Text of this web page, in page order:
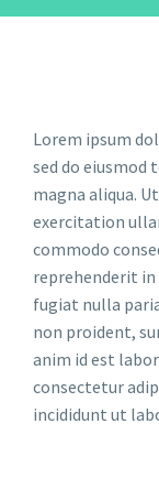
Lorem ipsum
sed do
magna aliqua.
exercitation
commodo
reprehenderit
fugiat nulla
non proident,
anim id est
consectetur
incididunt ut